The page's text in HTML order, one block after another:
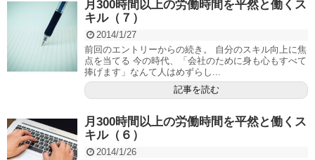
月300時間以上の労働時間を平然と働くス
キル（７）
2014/1/27
前回のエントリーからの続き。 自分のスキル向上に焦
点を当てる 今の時代、「会社のために身も心もすべて
捧げます」なんて人はめずらし...
記事を読む
月300時間以上の労働時間を平然と働くス
キル（６）
2014/1/26